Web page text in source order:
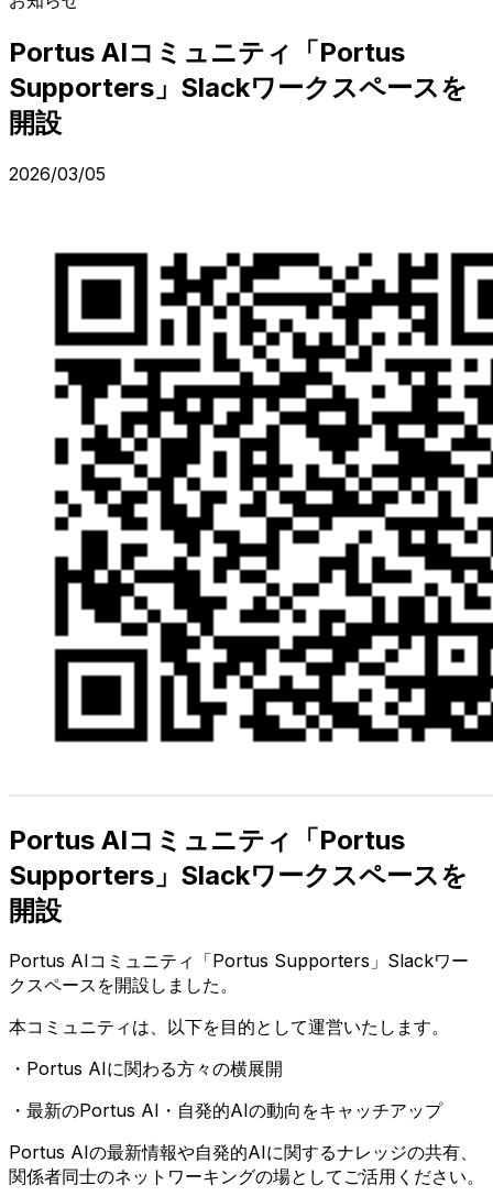
Portus AIコミュニティ「Portus
Supporters」Slackワークスペースを
開設
2026/03/05
Portus AIコミュニティ「Portus
Supporters」Slackワークスペースを
開設
Portus AIコミュニティ「Portus Supporters」Slackワー
クスペースを開設しました。
本コミュニティは、以下を目的として運営いたします。
・Portus AIに関わる方々の横展開
・最新のPortus AI・自発的AIの動向をキャッチアップ
Portus AIの最新情報や自発的AIに関するナレッジの共有、
関係者同士のネットワーキングの場としてご活用ください。